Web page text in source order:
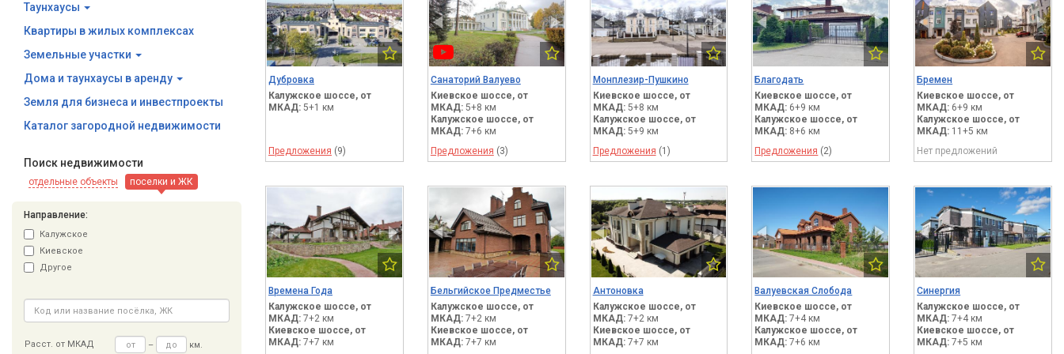
Таунхаусы
Квартиры в жилых комплексах
Земельные участки
Дома и таунхаусы в аренду
Земля для бизнеса и инвестпроекты
Каталог загородной недвижимости
Поиск недвижимости
отдельные объекты поселки и ЖК
Направление:
Калужское
Киевское
Другое
Расст. от МКАД – км.
Дубровка
Калужское шоссе, от
МКАД: 5+1 км
Предложения (9)
Санаторий Валуево
Киевское шоссе, от
МКАД:5+8 км
Калужское шоссе, от
МКАД:7+6 км
Предложения (3)
Монплезир-Пушкино
Киевское шоссе, от
МКАД:5+8 км
Калужское шоссе, от
МКАД:5+9 км
Предложения (1)
Благодать
Киевское шоссе, от
МКАД: 6+9 км
Калужское шоссе, от
МКАД: 8+6 км
Предложения (2)
Бремен
Киевское шоссе, от
МКАД: 6+9 км
Калужское шоссе, от
МКАД: 11+5 км
Нет предложений
Времена Года
Калужское шоссе, от
МКАД: 7+2 км
Киевское шоссе, от
МКАД: 7+7 км
Бельгийское Предместье
Калужское шоссе, от
МКАД:7+2 км
Киевское шоссе, от
МКАД:7+7 км
Антоновка
Калужское шоссе, от
МКАД:7+2 км
Киевское шоссе, от
МКАД:7+7 км
Валуевская Слобода
Киевское шоссе, от
МКАД: 7+4 км
Калужское шоссе, от
МКАД: 7+6 км
Синергия
Калужское шоссе, от
МКАД: 7+4 км
Киевское шоссе, от
МКАД: 7+5 км